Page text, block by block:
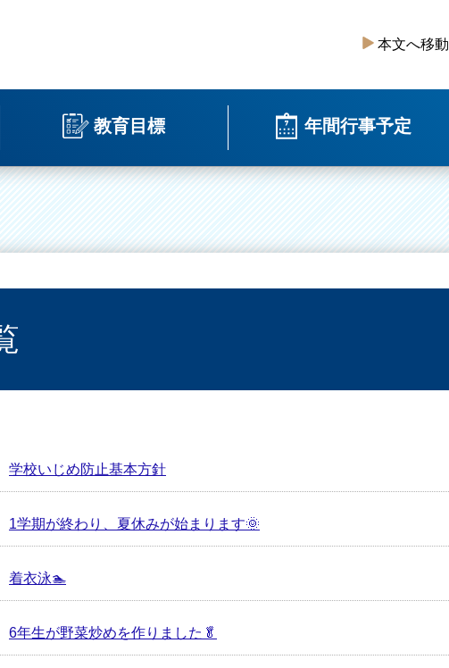
本文へ移動
教育目標 年間行事予定
学校いじめ防止基本方針
1学期が終わり、夏休みが始まります🌞
着衣泳🏊
6年生が野菜炒めを作りました🥬